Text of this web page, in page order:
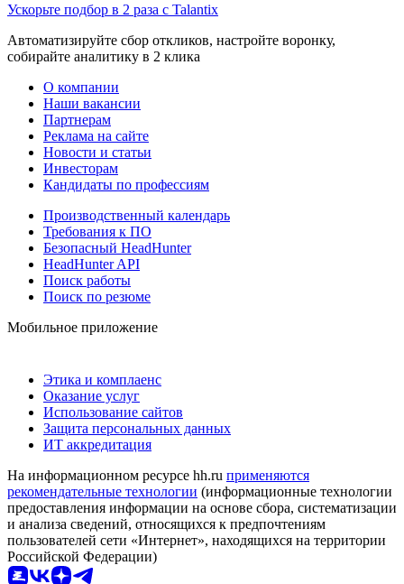
Ускорьте подбор в 2 раза с Talantix
Автоматизируйте сбор откликов, настройте воронку,
собирайте аналитику в 2 клика
О компании
Наши вакансии
Партнерам
Реклама на сайте
Новости и статьи
Инвесторам
Кандидаты по профессиям
Производственный календарь
Требования к ПО
Безопасный HeadHunter
HeadHunter API
Поиск работы
Поиск по резюме
Мобильное приложение
Этика и комплаенс
Оказание услуг
Использование сайтов
Защита персональных данных
ИТ аккредитация
На информационном ресурсе hh.ru применяются
рекомендательные технологии (информационные технологии
предоставления информации на основе сбора, систематизации
и анализа сведений, относящихся к предпочтениям
пользователей сети «Интернет», находящихся на территории
Российской Федерации)